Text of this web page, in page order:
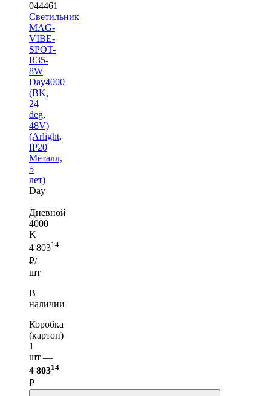
044461
Светильник
MAG-
VIBE-
SPOT-
R35-
8W
Day4000
(BK,
24
deg,
48V)
(Arlight,
IP20
Металл,
5
лет)
Day
|
Дневной
4000
K
4 80314
₽/
шт
В
наличии
Коробка
(картон)
1
шт —
4 80314
₽